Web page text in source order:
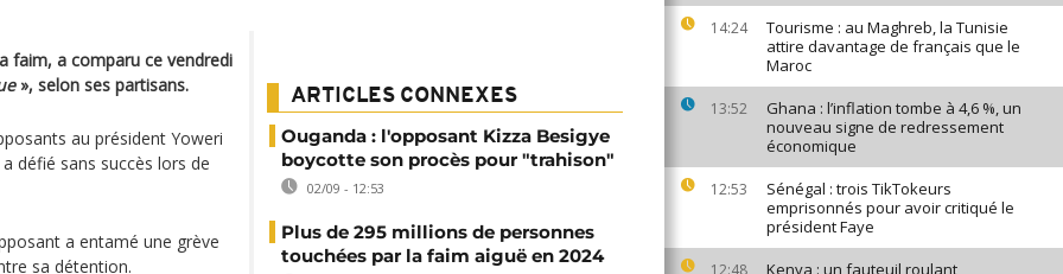
14:24
Tourisme : au Maghreb, la Tunisie
attire davantage de français que le
Maroc
13:52
Ghana : l’inflation tombe à 4,6 %, un
nouveau signe de redressement
économique
12:53
Sénégal : trois TikTokeurs
emprisonnés pour avoir critiqué le
président Faye
12:48
Kenya : un fauteuil roulant
faim, a comparu ce vendredi
», selon ses partisans.
au président Yoweri
défié sans succès lors de
a entamé une grève
sa détention.
ARTICLES CONNEXES
Ouganda : l'opposant Kizza Besigye
boycotte son procès pour "trahison"
02/09 - 12:53
Plus de 295 millions de personnes
touchées par la faim aiguë en 2024